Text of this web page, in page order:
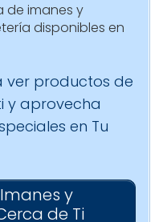
de imanes y
disponibles en
ver productos de
y aprovecha
en Tu
y
de Ti